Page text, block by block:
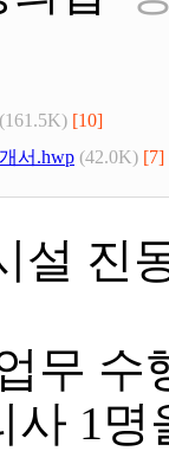
(161.5K) [10]
서.hwp (42.0K) [7]
설 진
무
사 1